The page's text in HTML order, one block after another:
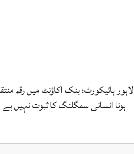
لاہور ہائیکورٹ: بنک اکاؤنٹ میں رقم
ہونا انسانی سمگلنگ کا ثبوت نہیں ہے